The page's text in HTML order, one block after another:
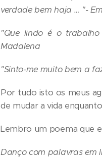
verdade bem haja … "-
"Que lindo é o
Madalena
"Sinto-me muito bem a
Por tudo isto os meus
de mudar a vida
Lembro um poema que
Danço com palavras em